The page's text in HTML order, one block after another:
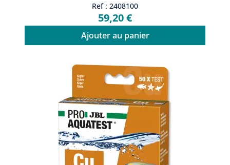
Ref : 2408100
59,20 €
Ajouter au panier